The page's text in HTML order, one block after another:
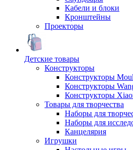
Кабели и блоки
Кронштейны
Проекторы
Детские товары
Конструкторы
Конструкторы
Конструкторы
Конструкторы
Товары для творчества
Наборы для
Наборы для
Канцелярия
Игрушки